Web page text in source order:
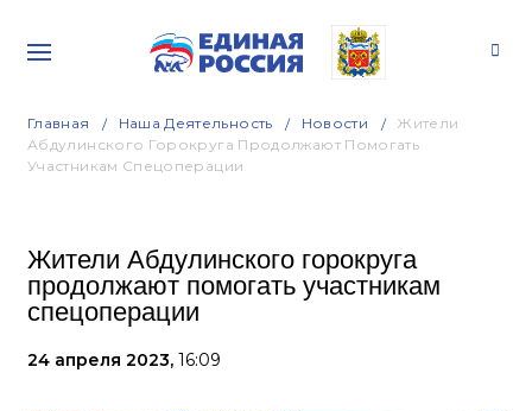
Главная Наша Деятельность Новости
Жители
Абдулинского Горокруга Продолжают Помогать
Участникам Спецоперации
Жители Абдулинского горокруга
продолжают помогать участникам
спецоперации
24 апреля 2023, 16:09